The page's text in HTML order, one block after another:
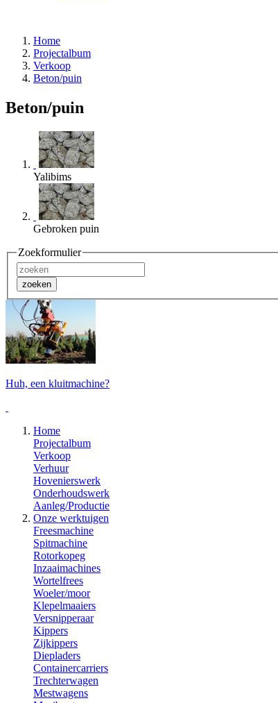
Home
Projectalbum
Verkoop
Beton/puin
Beton/puin
Yalibims
Gebroken puin
Zoekformulier
zoeken
Huh, een kluitmachine?
Home
Projectalbum
Verkoop
Verhuur
Hovenierswerk
Onderhoudswerk
Aanleg/Productie
Onze werktuigen
Freesmachine
Spitmachine
Rotorkopeg
Inzaaimachines
Wortelfrees
Woeler/moor
Klepelmaaiers
Versnipperaar
Kippers
Zijkippers
Diepladers
Containercarriers
Trechterwagen
Mestwagens